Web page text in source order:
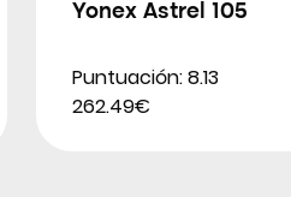
Yonex Astrel 105
Puntuación: 8.13
262.49€